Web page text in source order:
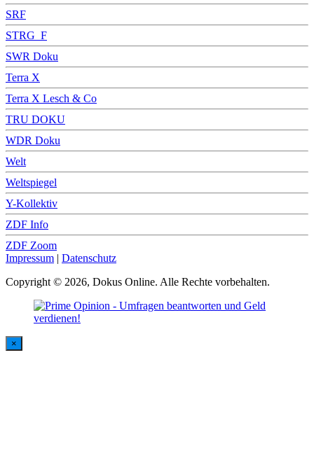
SRF
STRG_F
SWR Doku
Terra X
Terra X Lesch & Co
TRU DOKU
WDR Doku
Welt
Weltspiegel
Y-Kollektiv
ZDF Info
ZDF Zoom
Impressum | Datenschutz
Copyright © 2026, Dokus Online. Alle Rechte vorbehalten.
×